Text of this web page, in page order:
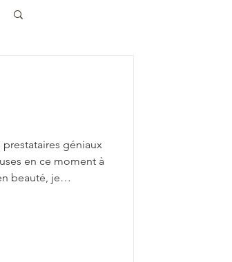
géniaux
en ce moment à
beauté, je